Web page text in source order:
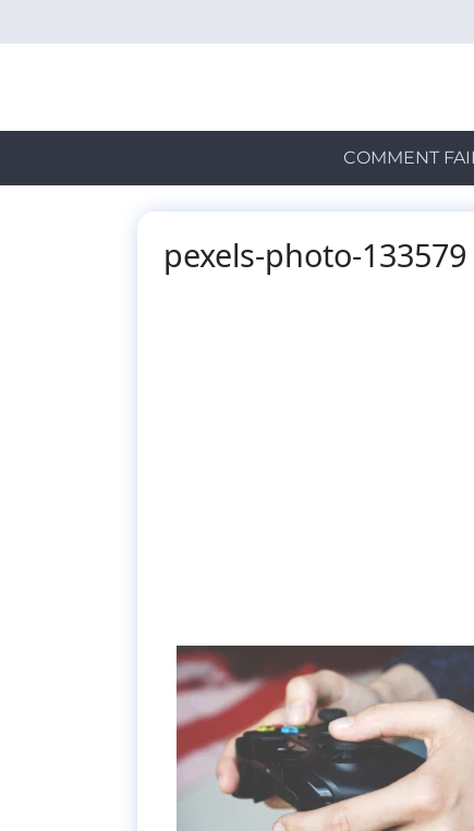
to
COMMENT
pexels-photo-133579